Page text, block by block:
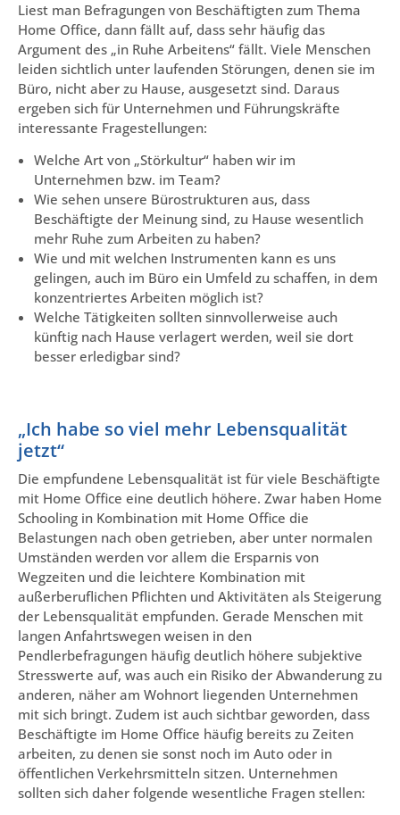
Liest man Befragungen von Beschäftigten zum Thema
Home Office, dann fällt auf, dass sehr häufig das
Argument des „in Ruhe Arbeitens“ fällt. Viele Menschen
leiden sichtlich unter laufenden Störungen, denen sie im
Büro, nicht aber zu Hause, ausgesetzt sind. Daraus
ergeben sich für Unternehmen und Führungskräfte
interessante Fragestellungen:
Welche Art von „Störkultur“ haben wir im
Unternehmen bzw. im Team?
Wie sehen unsere Bürostrukturen aus, dass
Beschäftigte der Meinung sind, zu Hause wesentlich
mehr Ruhe zum Arbeiten zu haben?
Wie und mit welchen Instrumenten kann es uns
gelingen, auch im Büro ein Umfeld zu schaffen, in dem
konzentriertes Arbeiten möglich ist?
Welche Tätigkeiten sollten sinnvollerweise auch
künftig nach Hause verlagert werden, weil sie dort
besser erledigbar sind?
„Ich habe so viel mehr Lebensqualität
jetzt“
Die empfundene Lebensqualität ist für viele Beschäftigte
mit Home Office eine deutlich höhere. Zwar haben Home
Schooling in Kombination mit Home Office die
Belastungen nach oben getrieben, aber unter normalen
Umständen werden vor allem die Ersparnis von
Wegzeiten und die leichtere Kombination mit
außerberuflichen Pflichten und Aktivitäten als Steigerung
der Lebensqualität empfunden. Gerade Menschen mit
langen Anfahrtswegen weisen in den
Pendlerbefragungen häufig deutlich höhere subjektive
Stresswerte auf, was auch ein Risiko der Abwanderung zu
anderen, näher am Wohnort liegenden Unternehmen
mit sich bringt. Zudem ist auch sichtbar geworden, dass
Beschäftigte im Home Office häufig bereits zu Zeiten
arbeiten, zu denen sie sonst noch im Auto oder in
öffentlichen Verkehrsmitteln sitzen. Unternehmen
sollten sich daher folgende wesentliche Fragen stellen: